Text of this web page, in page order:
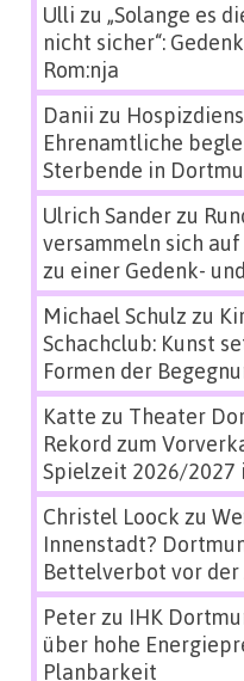
Ulli zu „Solange es
nicht sicher“:
Rom:nja
Danii zu
Ehrenamtliche
Sterbende in
Ulrich Sanderzu
versammeln sich
zu einer Gedenk-
Michael Schulz zu
Schachclub: Kunst
Formen der
Katte zu Theater
Rekord zum
Spielzeit 2026/2027
Christel Loock zu
Innenstadt?
Bettelverbot vor
Peterzu IHK
über hohe
Planbarkeit